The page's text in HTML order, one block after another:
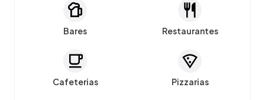
Bares Restaurantes
Cafeterias Pizzarias